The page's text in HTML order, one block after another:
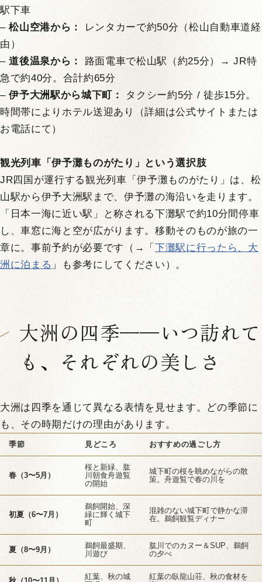
駅下車
–松山空港から：
レンタカーで約50分（松山自動車道経
由）
–道後温泉から：
路面電車で松山駅（約25分）→ JR特
急で約40分。合計約65分
–伊予大洲駅から城下町：
タクシー約5分 / 徒歩15分。
時間帯によりホテル送迎あり（詳細は公式サイトまたは
お電話にて）
観光列車「伊予灘ものがたり」という選択肢
JR四国が運行する観光列車「伊予灘ものがたり」は、松
山駅から伊予大洲駅まで、伊予灘の海沿いを走ります。
「日本一海に近い駅」と称される下灘駅で約10分間停車
し、車窓に海と空が広がります。移動そのものが旅の一
章に。事前予約が必要です（→「下灘駅に行ったら、大
洲に泊まる 」も参考にしてください）。
大洲の四季——いつ訪れて
も、それぞれの美しさ
大洲は四季を通じて異なる表情を見せます。どの季節に
も、その時期だけの理由があります。
季節 見どころ おすすめの過ごし方
春（3〜5月）
桜と新緑、肱
川朝食舟遊覧
の開始
城下町の桜を眺めながらの散
策。舟遊覧で春の川を
初夏（6〜7月）
鵜飼開始、深
緑に輝く城下
町
混雑のない城下町で静かな滞
在。鵜飼観覧ディナー
夏（8〜9月）
鵜飼最盛期、
川遊び
肱川でのカヌー＆SUP、鵜飼
の夕べ
紅葉、秋の城
紅葉の臥龍山荘、秋の食材を